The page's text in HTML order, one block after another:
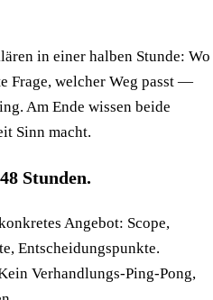
in einer halben Stunde: Wo
Frage, welcher Weg passt —
Am Ende wissen beide
Sinn macht.
Stunden.
Angebot: Scope,
Entscheidungspunkte.
Verhandlungs-Ping-Pong,